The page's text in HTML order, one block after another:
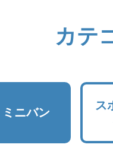
カテ
ミニバン
ス